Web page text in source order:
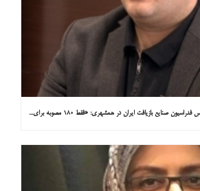
یادداشت ویژه هفته محیط‌زیست رئیس فدراسیون صنایع بازیافت ایران در همشهری: «فقط ۱۸۰ مصوبه برای خارج کردن خودروهای فرسوده از خیابان‌ها»